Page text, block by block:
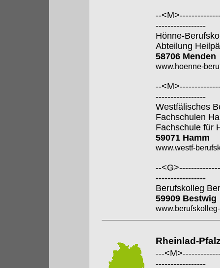
--
-----------------
Hönne-
Abteilung
58706 Menden
www.hoenne-
--
-----------------
Westfälisches
Fachschulen
Fachschule für
59071 Hamm
www.westf-
--
-----------------
Berufskolleg
59909 Bestwig
Rheinlad-
---
-----------------